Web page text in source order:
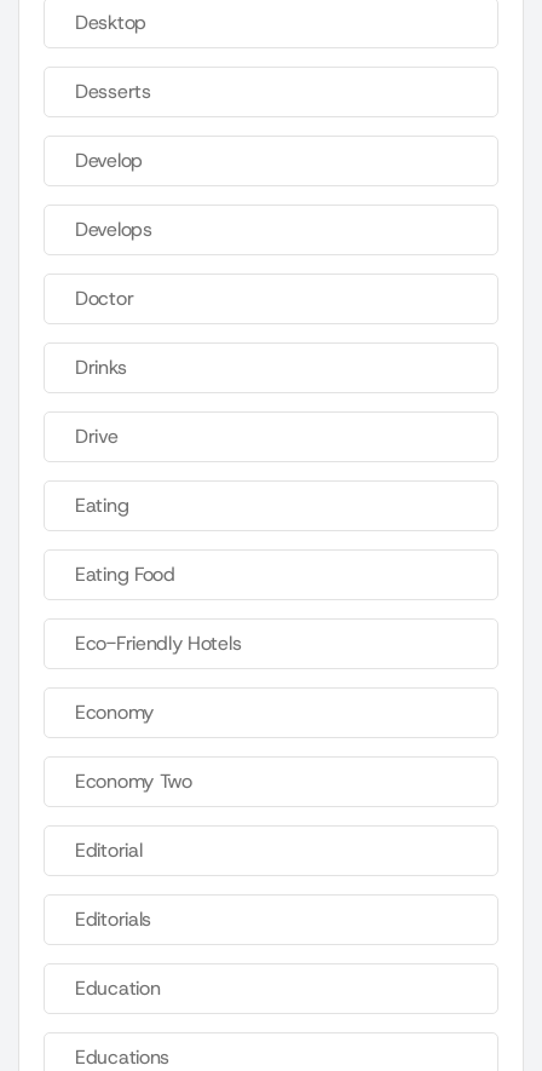
Desktop
Desserts
Develop
Develops
Doctor
Drinks
Drive
Eating
Eating Food
Eco-Friendly Hotels
Economy
Economy Two
Editorial
Editorials
Education
Educations